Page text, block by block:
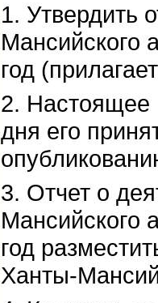
1. Утвердить
Мансийского
год
2. Настоящее
дня его
3. Отчет о
Мансийского
год
Ханты-